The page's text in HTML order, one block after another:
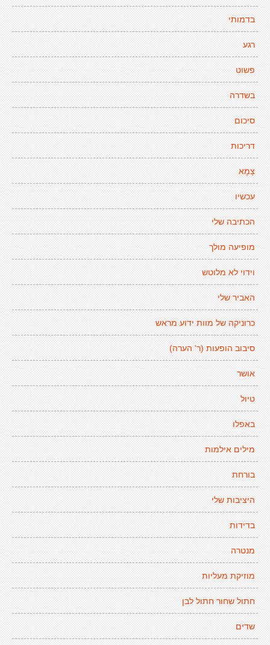
בדמותי
רגע
פשוט
בשדרה
סיכום
דריכות
צָמָא
עכשיו
הכתיבה שלי
מופיעה מולך
וידוי לא מלוטש
האביר שלי
כרוניקה של מוות ידוע מראש
סיבוב הופעות (ר' הערה)
אושר
טיול
באפלו
מילים אילמות
בורחת
היציבות שלי
בדידות
מנטרה
מוזיקת מעליות
חתול שחור חתול לבן
שדים